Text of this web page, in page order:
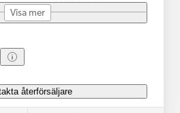
Visa mer
återförsäljare